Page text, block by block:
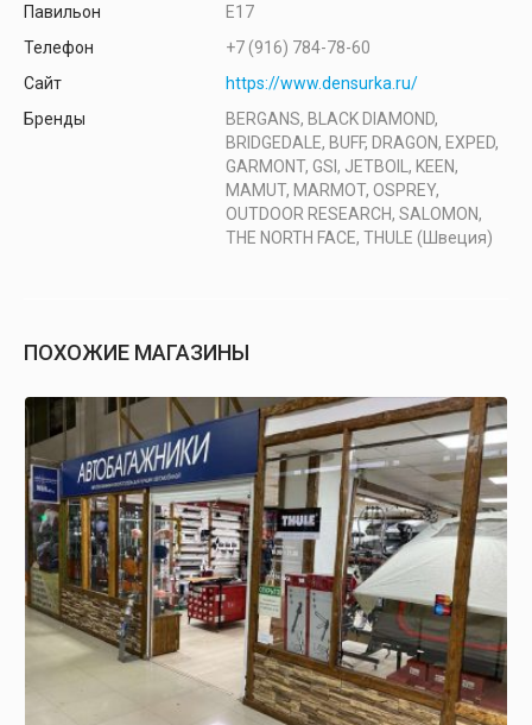
Павильон
Е17
Телефон
+7 (916) 784-78-60
Сайт
https://www.densurka.ru/
Бренды
BERGANS, BLACK DIAMOND,
BRIDGEDALE, BUFF, DRAGON, EXPED,
GARMONT, GSI, JETBOIL, KEEN,
MAMUT, MARMOT, OSPREY,
OUTDOOR RESEARCH, SALOMON,
THE NORTH FACE, THULE (Швеция)
ПОХОЖИЕ МАГАЗИНЫ